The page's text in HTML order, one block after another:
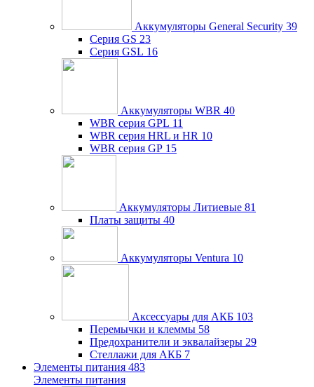
Аккумуляторы General Security 39
Серия GS 23
Серия GSL 16
Аккумуляторы WBR 40
WBR серия GPL 11
WBR серия HRL и HR 10
WBR серия GP 15
Аккумуляторы Литиевые 81
Платы защиты 40
Аккумуляторы Ventura 10
Аксессуары для АКБ 103
Перемычки и клеммы 58
Предохранители и эквалайзеры 29
Стеллажи для АКБ 7
Элементы питания 483
Элементы питания